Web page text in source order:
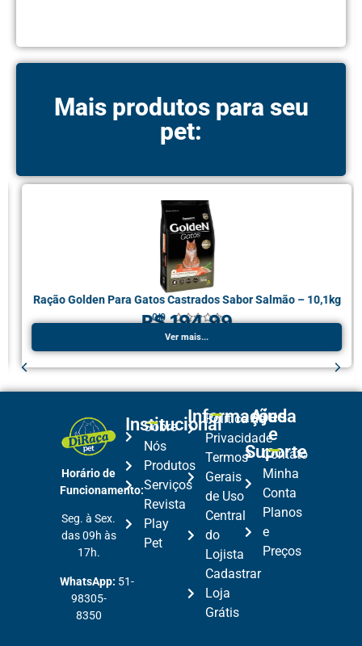
Mais produtos para seu
pet:
Ração Golden Para Gatos Castrados Sabor Salmão – 10,1kg
0.0 
R$ 194,99
Ver mais...
Horário de
Funcionamento:
Seg. à Sex.
das 09h às
17h.
WhatsApp: 51-
98305-
8350
Institucional
Sobre
Nós
Produtos
Serviços
Revista
Play
Pet
Informações
Política de
Privacidade
Termos
Gerais
de Uso
Central
do
Lojista
Cadastrar
Loja
Grátis
Ajuda
e
Suporte
Contato
Minha
Conta
Planos
e
Preços